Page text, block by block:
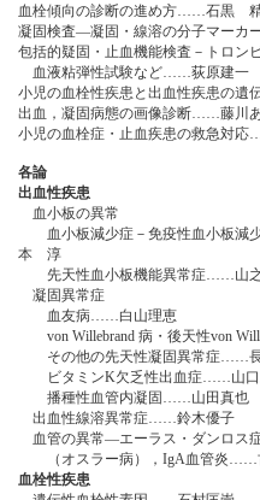
血栓傾向の診断の進め方……石黒
凝固検査―凝固・線溶の分子マーカ
包括的疑固・止血機能検査－トロン
血液粘弾性試験など……荻原建一
小児の血栓性疾患と出血性疾患の
出血，凝固病態の画像診断……藤川
小児の血栓症・止血疾患の救急対
各論
出血性疾患
血小板の異常
血小板減少症－免疫性血小板減
本 淳
先天性血小板機能異常症……山
凝固異常症
血友病……白山理恵
von Willebrand 病・後天性von
その他の先天性凝固異常症……
ビタミンK欠乏性出血症……山口
播種性血管内凝固……山田真也
出血性線溶異常症……鈴木優子
血管の異常―エーラス・ダンロス
（オスラー病），IgA血管炎……
血栓性疾患